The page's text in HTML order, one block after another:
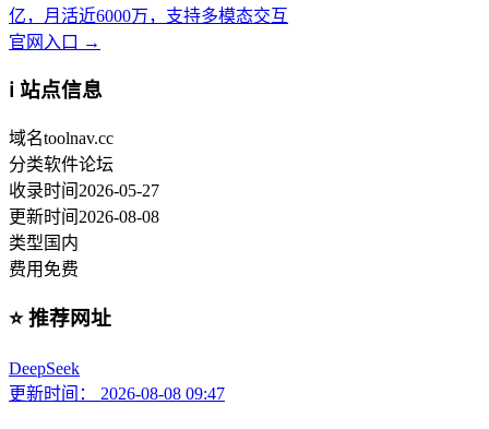
亿，月活近6000万，支持多模态交互
官网入口 →
ℹ️ 站点信息
域名toolnav.cc
分类软件论坛
收录时间 2026-05-27
更新时间 2026-08-08
类型 国内
费用 免费
⭐ 推荐网址
DeepSeek
更新时间： 2026-08-08 09:47